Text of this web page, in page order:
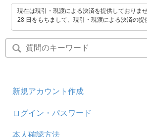
現在は現引・現渡による決済を提供しておりま
28 日をもちまして、現引・現渡による決済の提
新規アカウント作成
ログイン・パスワード
本人確認方法